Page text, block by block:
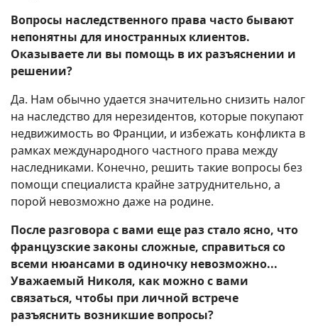
Вопросы наследственного права часто бывают
непонятны для иностранных клиентов.
Оказываете ли вы помощь в их разъяснении и
решении?
Да. Нам обычно удается значительно снизить налог
на наследство для нерезидентов, которые покупают
недвижимость во Франции, и избежать конфликта в
рамках международного частного права между
наследниками. Конечно, решить такие вопросы без
помощи специалиста крайне затруднительно, а
порой невозможно даже на родине.
После разговора с вами еще раз стало ясно, что
французские законы сложные, справиться со
всеми нюансами в одиночку невозможно...
Уважаемый Николя, как можно с вами
связаться, чтобы при личной встрече
разъяснить возникшие вопросы?